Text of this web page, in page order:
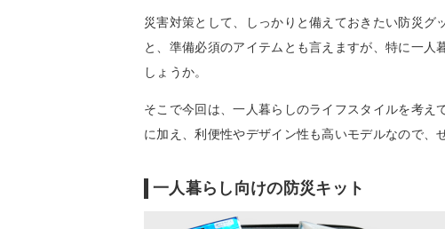
災害対策として、しっかりと備えておきたい防災
と、準備必須のアイテムとも言えますが、特に一
しょうか。
そこで今回は、一人暮らしのライフスタイルを考
に加え、利便性やデザイン性も高いモデルなので、
一人暮らし向けの防災キット